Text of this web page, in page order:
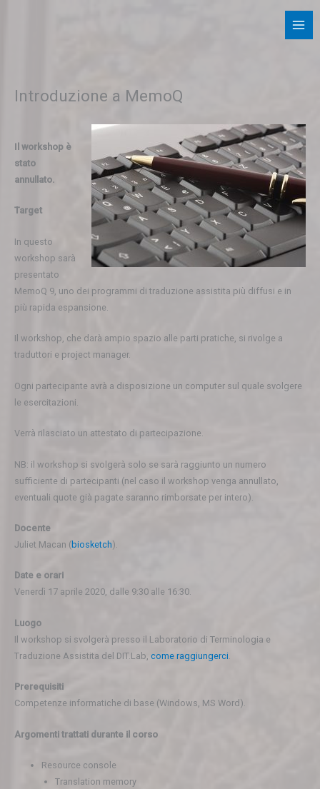
Introduzione a MemoQ
Il workshop è
stato
annullato.
Target
In questo
workshop sarà
presentato
MemoQ 9, uno dei programmi di traduzione assistita più diffusi e in
più rapida espansione.
Il workshop, che darà ampio spazio alle parti pratiche, si rivolge a
traduttori e project manager.
Ogni partecipante avrà a disposizione un computer sul quale svolgere
le esercitazioni.
Verrà rilasciato un attestato di partecipazione.
NB: il workshop si svolgerà solo se sarà raggiunto un numero
sufficiente di partecipanti (nel caso il workshop venga annullato,
eventuali quote già pagate saranno rimborsate per intero).
Docente
Juliet Macan (biosketch).
Date e orari
Venerdì 17 aprile 2020, dalle 9:30 alle 16:30.
Luogo
Il workshop si svolgerà presso il Laboratorio di Terminologia e
Traduzione Assistita del DIT.Lab, come raggiungerci
Prerequisiti
Competenze informatiche di base (Windows, MS Word).
Argomenti trattati durante il corso
Resource console
Translation memory